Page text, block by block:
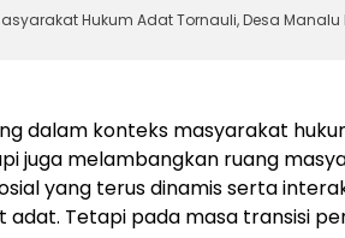
Hukum Adat Tornauli, Desa
dalam konteks masyarakat
juga melambangkan ruang
yang terus dinamis serta
Tetapi pada masa transisi